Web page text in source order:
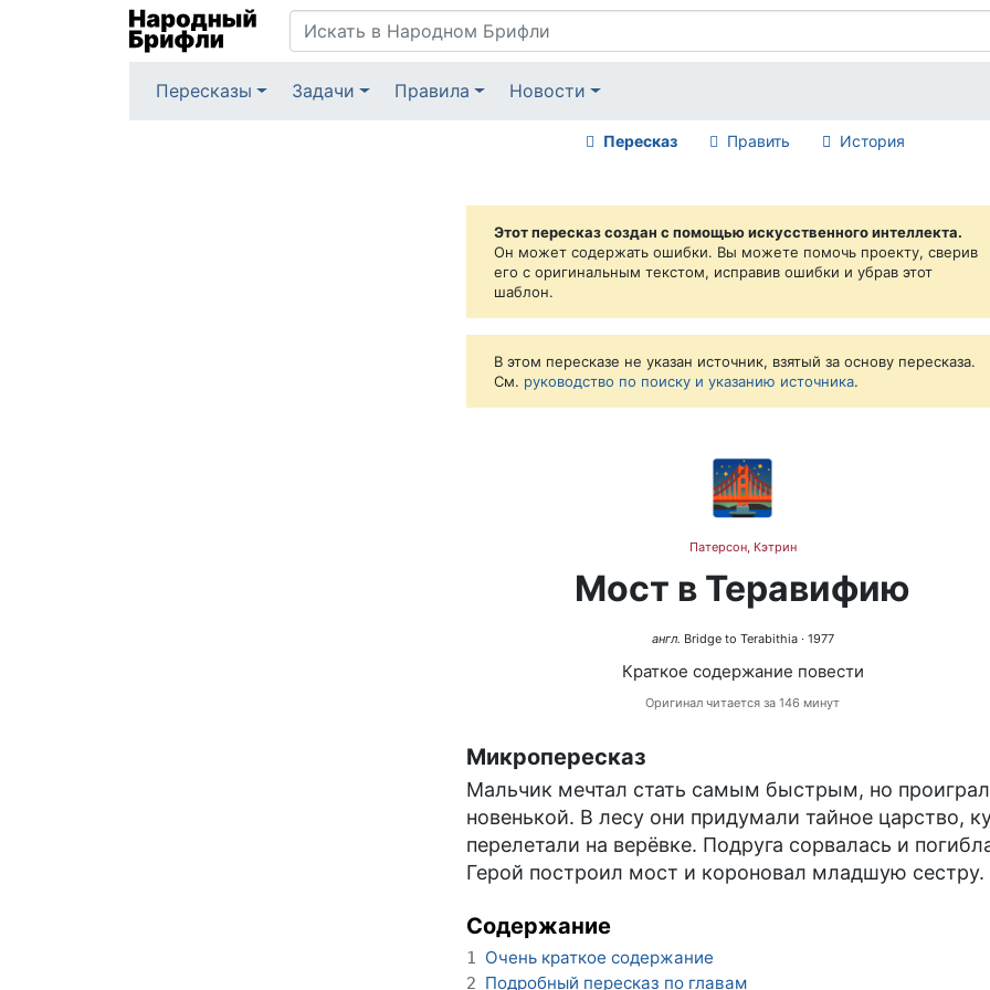
Пересказы Задачи Правила Новости
Пересказ Править История
Этот пересказ создан с помощью искусственного интеллекта.
Он может содержать ошибки. Вы можете помочь проекту, сверив
его с оригинальным текстом, исправив ошибки и убрав этот
шаблон.
В этом пересказе не указан источник, взятый за основу пересказа.
См. руководство по поиску и указанию источника.
🌉
Патерсон, Кэтрин
Мост в Теравифию
англ. Bridge to Terabithia· 1977
Краткое содержание повести
Оригинал читается за 146 минут
Микропересказ
Мальчик мечтал стать самым быстрым, но проиграл
новенькой. В лесу они придумали тайное царство,
перелетали на верёвке. Подруга сорвалась и
Герой построил мост и короновал младшую сестру.
Содержание
1 Очень краткое содержание
2 Подробный пересказ по главам